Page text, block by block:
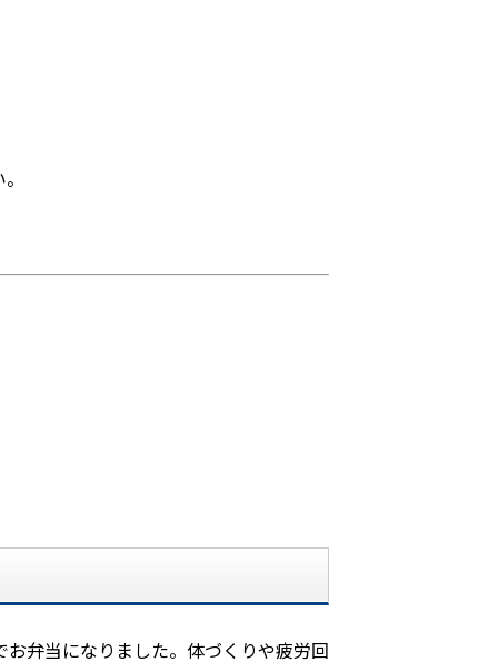
弁当になりました。体づくりや疲労回